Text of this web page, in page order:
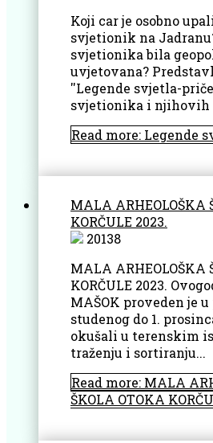
Koji car je osobno
svjetionik na
svjetionika bila
uvjetovana?
''Legende svjetla-
svjetionika i njihovih
Read more: Legende
MALA ARHEOLOŠKA
KORČULE 2023.
20138
MALA ARHEOLOŠKA
KORČULE 2023.
MAŠOK proveden je
studenog do 1.
okušali u terenskim
traženju i sortiranju...
Read more: MALA
ŠKOLA OTOKA